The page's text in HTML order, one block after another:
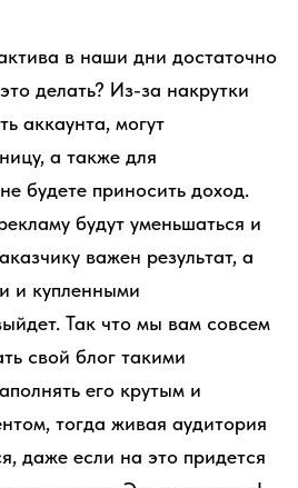
в наши дни достаточно
делать? Из-за накрутки
аккаунта, могут
а также для
будете приносить доход.
будут уменьшаться и
важен результат, а
и купленными
Так что мы вам совсем
свой блог такими
его крутым и
тогда живая аудитория
даже если на это придется